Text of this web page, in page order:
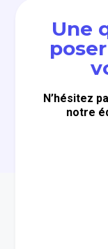
Une
N’hésitez
notre